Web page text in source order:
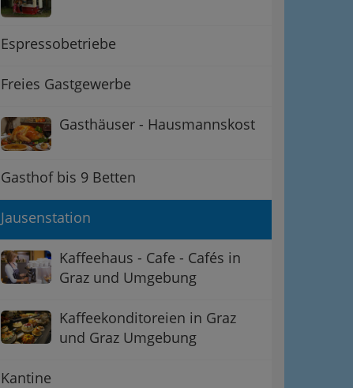
Espressobetriebe
Freies Gastgewerbe
Gasthäuser - Hausmannskost
Gasthof bis 9 Betten
Jausenstation
Kaffeehaus - Cafe - Cafés in
Graz und Umgebung
Kaffeekonditoreien in Graz
und Graz Umgebung
Kantine